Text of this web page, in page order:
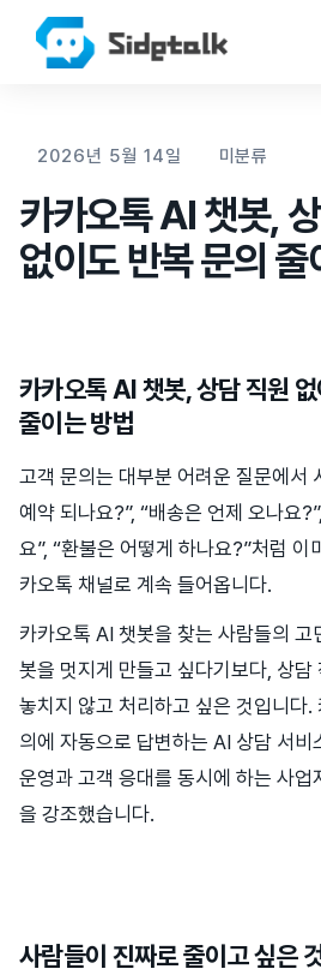
2026년 5월 14일 미분류
카카오톡 AI 챗봇,
없이도 반복 문의 줄
카카오톡 AI 챗봇, 상담 직원 없
줄이는 방법
고객 문의는 대부분 어려운 질문에서
예약 되나요?”, “배송은 언제 오나요
요”, “환불은 어떻게 하나요?”처럼
카오톡 채널로 계속 들어옵니다.
카카오톡 AI 챗봇을 찾는 사람들의 고
봇을 멋지게 만들고 싶다기보다, 상담
놓치지 않고 처리하고 싶은 것입니다.
의에 자동으로 답변하는 AI 상담 서
운영과 고객 응대를 동시에 하는 사업
을 강조했습니다.
사람들이 진짜로 줄이고 싶은